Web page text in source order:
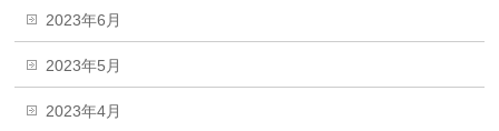
2023年6月
2023年5月
2023年4月